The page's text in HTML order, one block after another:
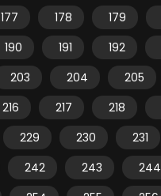
177 178 179
190 191 192
203 204 205
216 217 218
229 230 231
242 243 244